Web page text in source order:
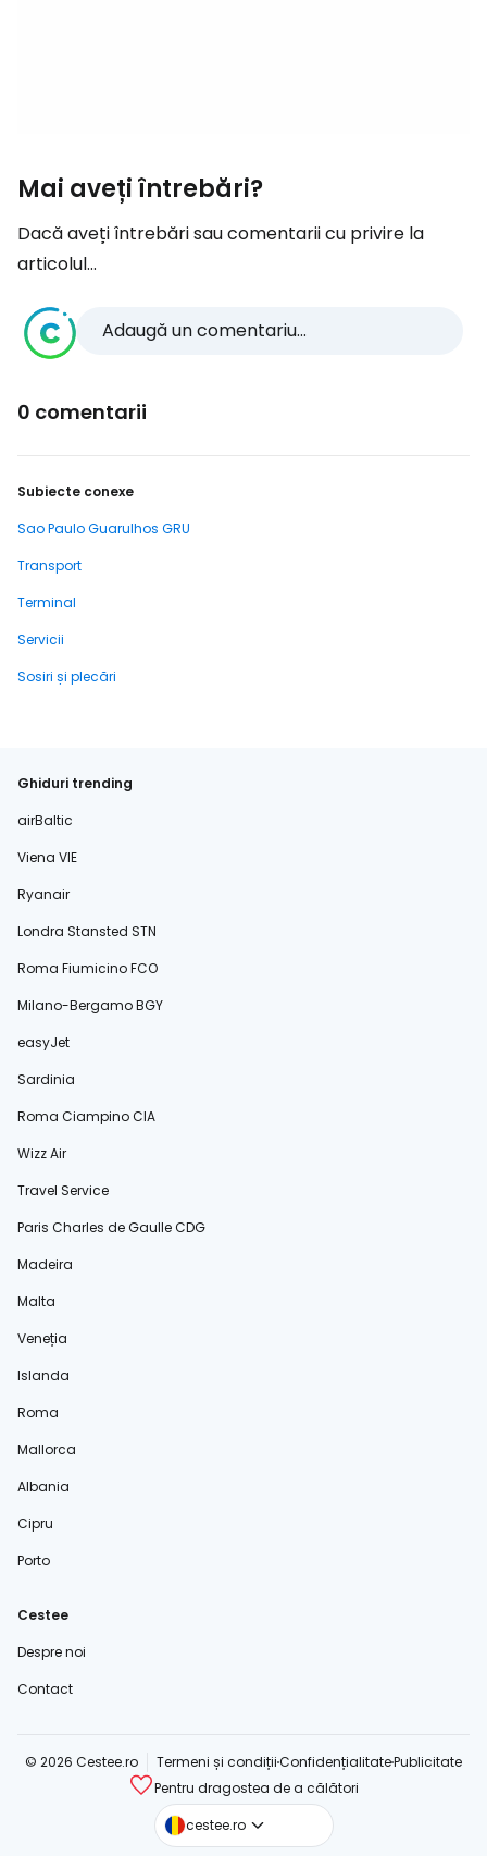
Mai aveți întrebări?
Dacă aveți întrebări sau comentarii cu privire la
articolul...
Adaugă un comentariu...
0 comentarii
Subiecte conexe
Sao Paulo Guarulhos GRU
Transport
Terminal
Servicii
Sosiri și plecări
Ghiduri trending
airBaltic
Viena VIE
Ryanair
Londra Stansted STN
Roma Fiumicino FCO
Milano-Bergamo BGY
easyJet
Sardinia
Roma Ciampino CIA
Wizz Air
Travel Service
Paris Charles de Gaulle CDG
Madeira
Malta
Veneția
Islanda
Roma
Mallorca
Albania
Cipru
Porto
Cestee
Despre noi
Contact
© 2026 Cestee.ro Termeni și condițiiConfidențialitatePublicitate
Pentru dragostea de a călători
cestee.ro
cestee.com
cestee.sk